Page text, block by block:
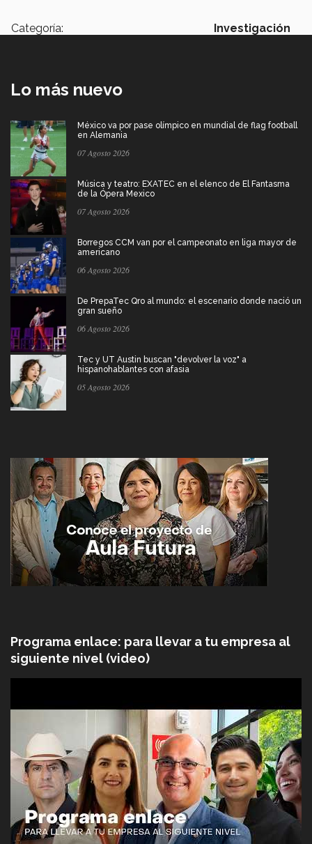
Categoría: Investigación
Lo más nuevo
México va por pase olímpico en mundial de flag football
en Alemania
07 Agosto 2026
Música y teatro: EXATEC en el elenco de El Fantasma
de la Ópera Mexico
07 Agosto 2026
Borregos CCM van por el campeonato en liga mayor de
americano
06 Agosto 2026
De PrepaTec Qro al mundo: el escenario donde nació un
gran sueño
06 Agosto 2026
Tec y UT Austin buscan "devolver la voz" a
hispanohablantes con afasia
05 Agosto 2026
Programa enlace: para llevar a tu empresa al
siguiente nivel (video)